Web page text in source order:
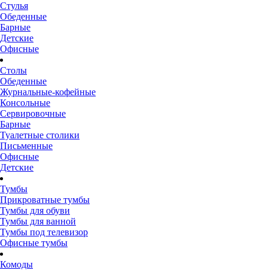
Стулья
Обеденные
Барные
Детские
Офисные
Столы
Обеденные
Журнальные-кофейные
Консольные
Сервировочные
Барные
Туалетные столики
Письменные
Офисные
Детские
Тумбы
Прикроватные тумбы
Тумбы для обуви
Тумбы для ванной
Тумбы под телевизор
Офисные тумбы
Комоды